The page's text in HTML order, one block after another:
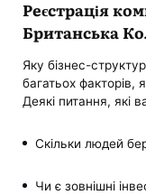
Реєстрація
Британська
Яку бізнес-
багатьох факторів,
Деякі питання, які
Скільки людей
Чи є зовнішні